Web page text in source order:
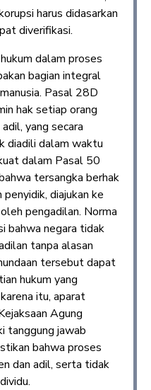
harus didasarkan
diverifikasi.
dalam proses
bagian integral
Pasal 28D
hak setiap orang
yang secara
diadili dalam waktu
dalam Pasal 50
tersangka berhak
diajukan ke
pengadilan. Norma
bahwa negara tidak
tanpa alasan
tersebut dapat
hukum yang
itu, aparat
Agung
tanggung jawab
bahwa proses
dan adil, serta tidak